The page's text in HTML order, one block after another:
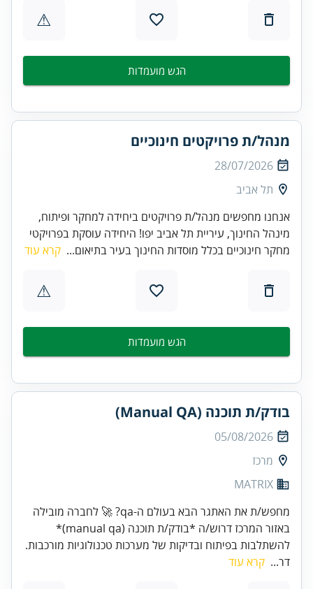
⚠
הגש מועמדות
מנהל/ת פרויקטים חינוכיים
28/07/2026
תל אביב
אנחנו מחפשים מנהל/ת פרויקטים ביחידה למחקר ופיתוח,
מינהל החינוך, עיריית תל אביב יפו! היחידה עוסקת בפרויקטי
מחקר חינוכיים בכלל מוסדות החינוך בעיר בתיאום... קרא עוד
⚠
הגש מועמדות
בודק/ת תוכנה (Manual QA)
05/08/2026
מרכז
MATRIX
מחפש/ת את האתגר הבא בעולם ה-qa? 🚀 לחברה מובילה
באזור המרכז דרוש/ה *בודק/ת תוכנה (manual qa)*
להשתלבות בפיתוח ובדיקות של מערכות טכנולוגיות מורכבות.
דר... קרא עוד